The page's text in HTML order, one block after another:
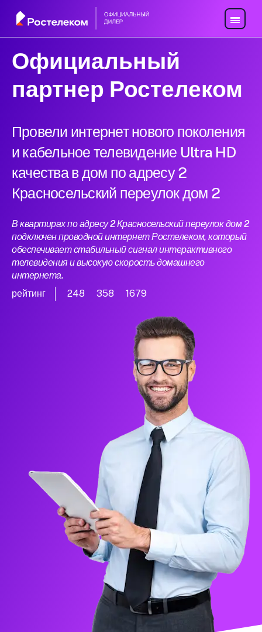
Официальный
партнер Ростелеком
Провели интернет нового поколения
и кабельное телевидение Ultra HD
качества в дом по адресу 2
Красносельский переулок дом 2
В квартирах по адресу 2 Красносельский переулок дом 2
подключен проводной интернет Ростелеком, который
обеспечивает стабильный сигнал интерактивного
телевидения и высокую скорость домашнего
интернета.
рейтинг
248 358 1679